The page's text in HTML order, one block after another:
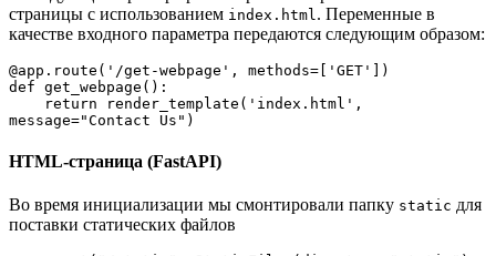
страницы с использованием index.html . Переменные в
качестве входного параметра передаются следующим образом:
@app.route('/get-webpage', methods=['GET'])
def get_webpage():
message="Contact Us")
HTML-страница (FastAPI)
Во время инициализации мы смонтировали папку static для
поставки статических файлов